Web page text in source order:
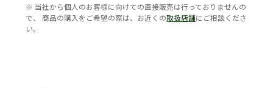
※ 当社から個人のお客様に向けての直接販売は行っておりませんの
で、 商品の購入をご希望の際は、お近くの取扱店舗にご相談くださ
い。